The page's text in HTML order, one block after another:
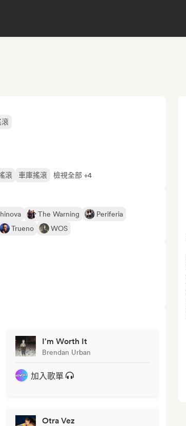
滾
滾 車庫搖滾 檢視全部 +4
The Warning
Periferia
Trueno WOS
I'm Worth It
Brendan Urban
加入歌單
Otra Vez